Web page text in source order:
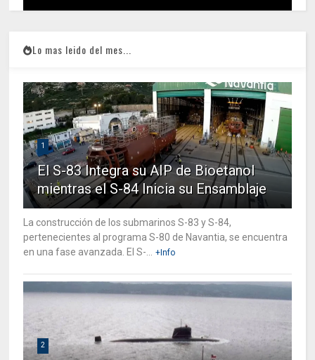
Lo mas leido del mes...
1
El S-83 Integra su AIP de Bioetanol
mientras el S-84 Inicia su Ensamblaje
La construcción de los submarinos S-83 y S-84,
pertenecientes al programa S-80 de Navantia, se encuentra
en una fase avanzada. El S-...
+Info
2